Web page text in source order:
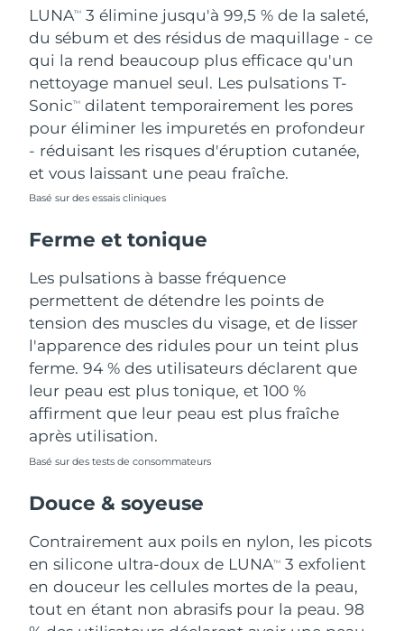
LUNATM
3 élimine jusqu'à 99,5 % de la saleté,
du sébum et des résidus de maquillage - ce
qui la rend beaucoup plus efficace qu'un
nettoyage manuel seul. Les pulsations T-
SonicTM
dilatent temporairement les pores
pour éliminer les impuretés en profondeur
- réduisant les risques d'éruption cutanée,
et vous laissant une peau fraîche.
Basé sur des essais cliniques
Ferme et tonique
Les pulsations à basse fréquence
permettent de détendre les points de
tension des muscles du visage, et de lisser
l'apparence des ridules pour un teint plus
ferme. 94 % des utilisateurs déclarent que
leur peau est plus tonique, et 100 %
affirment que leur peau est plus fraîche
après utilisation.
Basé sur des tests de consommateurs
Douce & soyeuse
Contrairement aux poils en nylon, les picots
en silicone ultra-doux de LUNATM
3 exfolient
en douceur les cellules mortes de la peau,
tout en étant non abrasifs pour la peau. 98
Taïwan Livraison estimée 8/14/26
Thaïlande Livraison estimée
Turquie Livraison estimée 8/10/26
Émirats arabes unis Livraison estimée 8/10/26
Royaume-Uni
États-Unis
Ouzbékistan Livraison estimée
Viêt Nam Livraison estimée8/15/26